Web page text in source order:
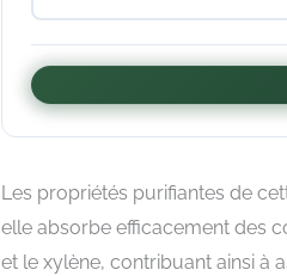
Les propriétés purifiantes de
elle absorbe efficacement des
et le xylène, contribuant ainsi à